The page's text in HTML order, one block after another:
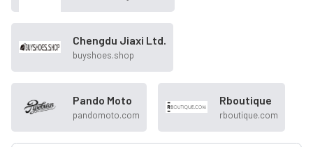
Chengdu Jiaxi Ltd.
buyshoes.shop
Pando Moto
pandomoto.com
Rboutique
rboutique.com